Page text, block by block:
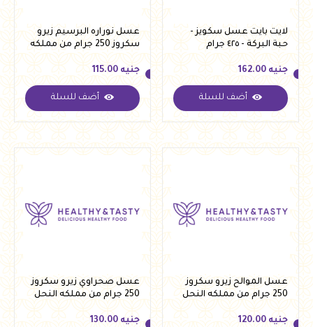
لايت بايت عسل سكويز -
حبة البركة - ٤٢٥ جرام
جنيه
جنيه 162.00
أضف للسلة
عسل نوراره البرسيم زيرو
سكروز 250 جرام من مملكه
النحل
جنيه
جنيه 115.00
أضف للسلة
عسل الموالح زيرو سكروز
250 جرام من مملكه النحل
جنيه 120.00
عسل صحراوي زيرو سكروز
250 جرام من مملكه النحل
جنيه 130.00